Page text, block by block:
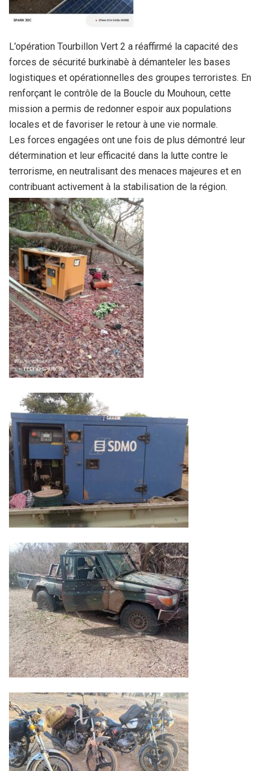
L’opération Tourbillon Vert 2 a réaffirmé la capacité des
forces de sécurité burkinabè à démanteler les bases
logistiques et opérationnelles des groupes terroristes. En
renforçant le contrôle de la Boucle du Mouhoun, cette
mission a permis de redonner espoir aux populations
locales et de favoriser le retour à une vie normale.
Les forces engagées ont une fois de plus démontré leur
détermination et leur efficacité dans la lutte contre le
terrorisme, en neutralisant des menaces majeures et en
contribuant activement à la stabilisation de la région.